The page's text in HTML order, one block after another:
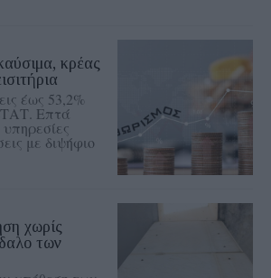
κρέας
έως 53,2%
Επτά
με διψήφιο
χωρίς
των